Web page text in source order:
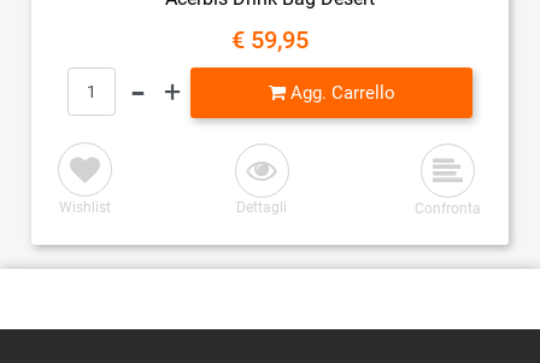
€ 59,95
Quantità
Agg. Carrello
Wishlist Dettagli Confronta